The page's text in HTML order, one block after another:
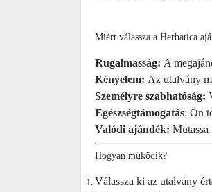
Miért válassza a Herbatica
Rugalmasság: A
Kényelem: Az utalvány
Személyre szabhatóság:
Egészségtámogatás: Ön
Valódi ajándék:
Hogyan működik?
Válassza ki az utalvány